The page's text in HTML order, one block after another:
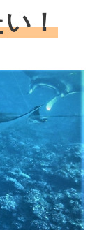
！